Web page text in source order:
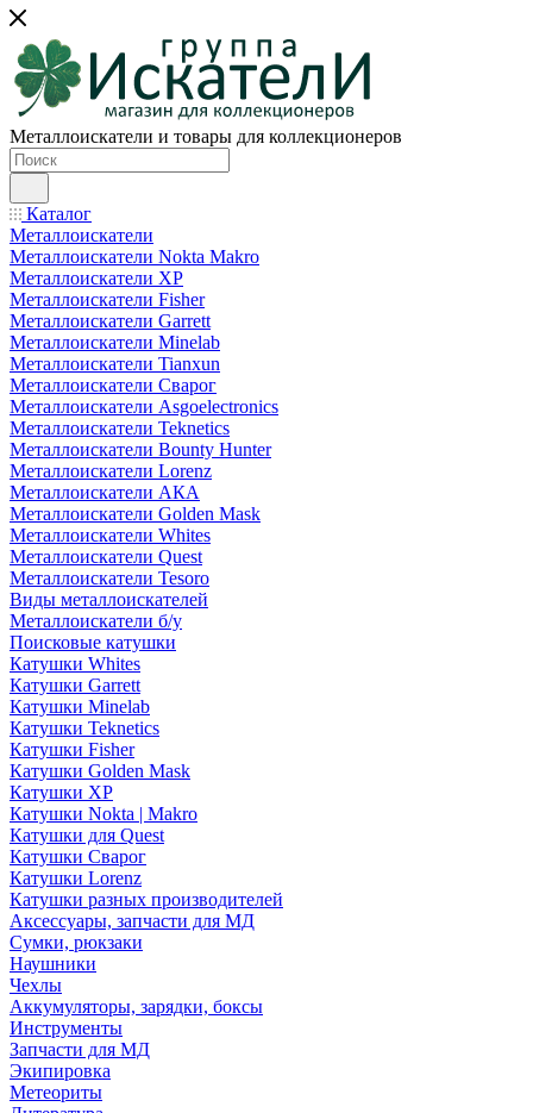
Металлоискатели и товары для коллекционеров
Каталог
Металлоискатели
Металлоискатели Nokta Makro
Металлоискатели XP
Металлоискатели Fisher
Металлоискатели Garrett
Металлоискатели Minelab
Металлоискатели Tianxun
Металлоискатели Сварог
Металлоискатели Asgoelectronics
Металлоискатели Teknetics
Металлоискатели Bounty Hunter
Металлоискатели Lorenz
Металлоискатели АКА
Металлоискатели Golden Mask
Металлоискатели Whites
Металлоискатели Quest
Металлоискатели Tesoro
Виды металлоискателей
Металлоискатели б/у
Поисковые катушки
Катушки Whites
Катушки Garrett
Катушки Minelab
Катушки Teknetics
Катушки Fisher
Катушки Golden Mask
Катушки XP
Катушки Nokta | Makro
Катушки для Quest
Катушки Сварог
Катушки Lorenz
Катушки разных производителей
Аксессуары, запчасти для МД
Сумки, рюкзаки
Наушники
Чехлы
Аккумуляторы, зарядки, боксы
Инструменты
Запчасти для МД
Экипировка
Метеориты